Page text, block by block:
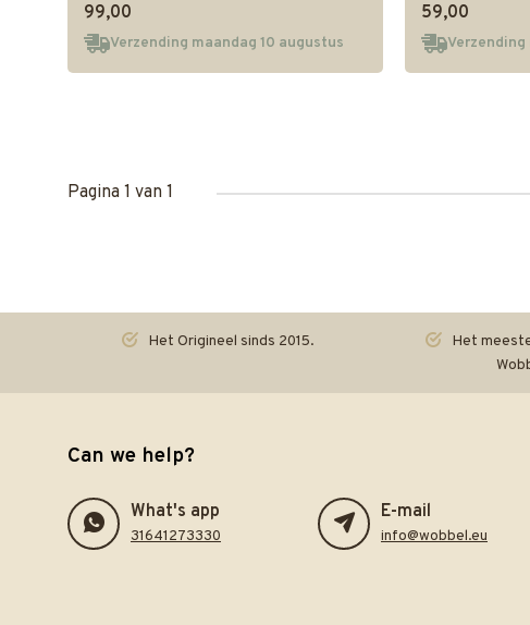
99,00
Verzending maandag 10 augustus
59,00
Verzending
Pagina 1 van 1
Het Origineel sinds 2015.
Het
Can we help?
What's app
31641273330
E-mail
info@wobbel.eu